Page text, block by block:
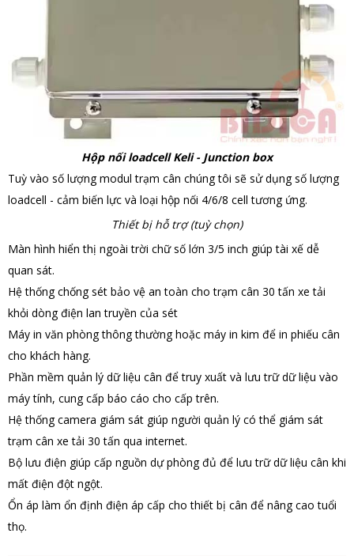
Hộp nối loadcell Keli - Junction box
Tuỳ vào số lượng modul trạm cân chúng tôi sẽ sử dụng số lượng
loadcell - cảm biến lực và loại hộp nối 4/6/8 cell tương ứng.
Thiết bị hỗ trợ (tuỳ chọn)
Màn hình hiển thị ngoài trời chữ số lớn 3/5 inch giúp tài xế dễ
quan sát.
Hệ thống chống sét bảo vệ an toàn cho trạm cân 30 tấn xe tải
khỏi dòng điện lan truyền của sét
Máy in văn phòng thông thường hoặc máy in kim để in phiếu cân
cho khách hàng.
Phần mềm quản lý dữ liệu cân để truy xuất và lưu trữ dữ liệu vào
máy tính, cung cấp báo cáo cho cấp trên.
Hệ thống camera giám sát giúp người quản lý có thể giám sát
trạm cân xe tải 30 tấn qua internet.
Bộ lưu điện giúp cấp nguồn dự phòng đủ để lưu trữ dữ liệu cân khi
mất điện đột ngột.
Ổn áp làm ổn định điện áp cấp cho thiết bị cân để nâng cao tuổi
thọ.